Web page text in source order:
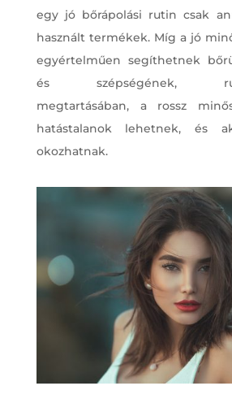
egy jó bőrápolási rutin csak
használt termékek. Míg a jó
egyértelműen segíthetnek
és szépségének,
megtartásában, a rossz
hatástalanok lehetnek, és
okozhatnak.